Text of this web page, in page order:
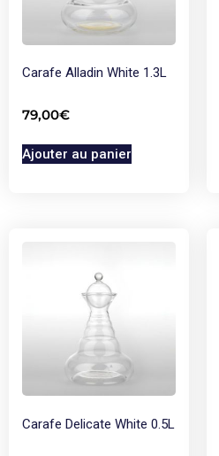
Carafe Alladin White 1.3L
79,00€
Ajouter au panier
Carafe Delicate White 0.5L